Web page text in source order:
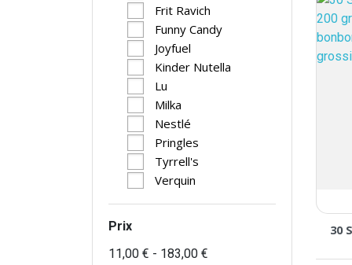
Frit Ravich
Funny Candy
Joyfuel
Kinder Nutella
Lu
Milka
Nestlé
Pringles
Tyrrell's
Verquin
Prix
11,00 € - 183,00 €
30